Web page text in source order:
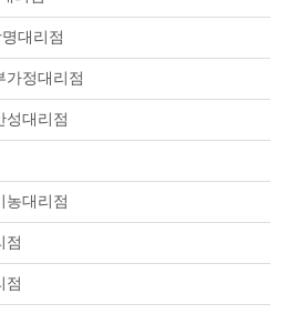
대리점
가정대리점
성대리점
농대리점
점
점